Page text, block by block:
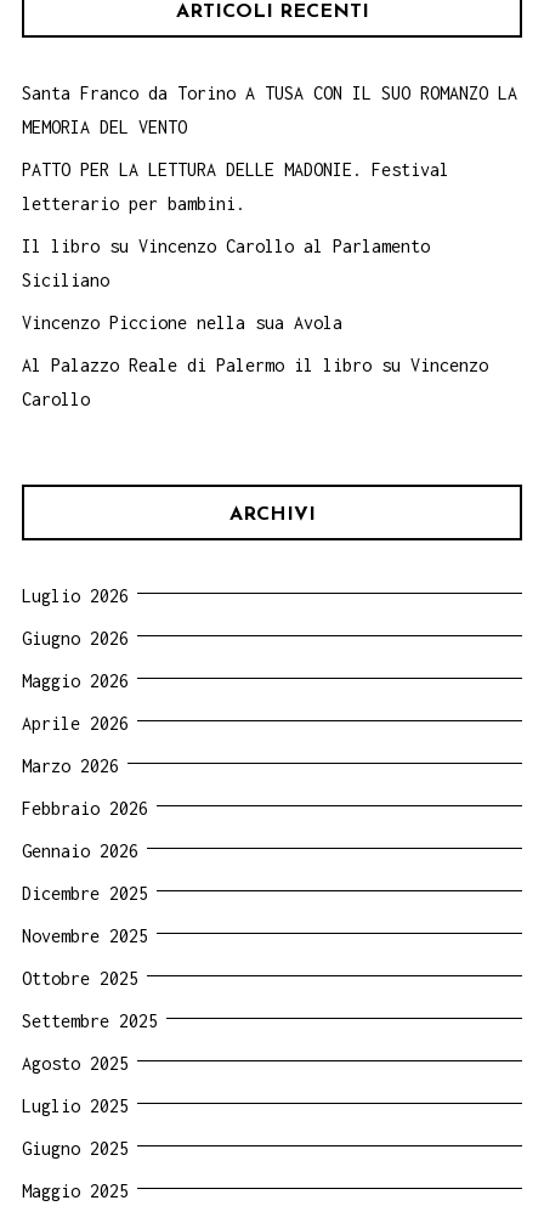
ARTICOLI RECENTI
Santa Franco da Torino A TUSA CON IL SUO ROMANZO LA
MEMORIA DEL VENTO
PATTO PER LA LETTURA DELLE MADONIE. Festival
letterario per bambini.
Il libro su Vincenzo Carollo al Parlamento
Siciliano
Vincenzo Piccione nella sua Avola
Al Palazzo Reale di Palermo il libro su Vincenzo
Carollo
ARCHIVI
Luglio 2026
Giugno 2026
Maggio 2026
Aprile 2026
Marzo 2026
Febbraio 2026
Gennaio 2026
Dicembre 2025
Novembre 2025
Ottobre 2025
Settembre 2025
Agosto 2025
Luglio 2025
Giugno 2025
Maggio 2025